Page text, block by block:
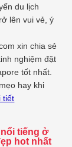
du lịch
lên vui vẻ, ý
xin chia sẻ
nghiệm đặt
tốt nhất.
hay khi
tiết
tiếng ở
hot nhất